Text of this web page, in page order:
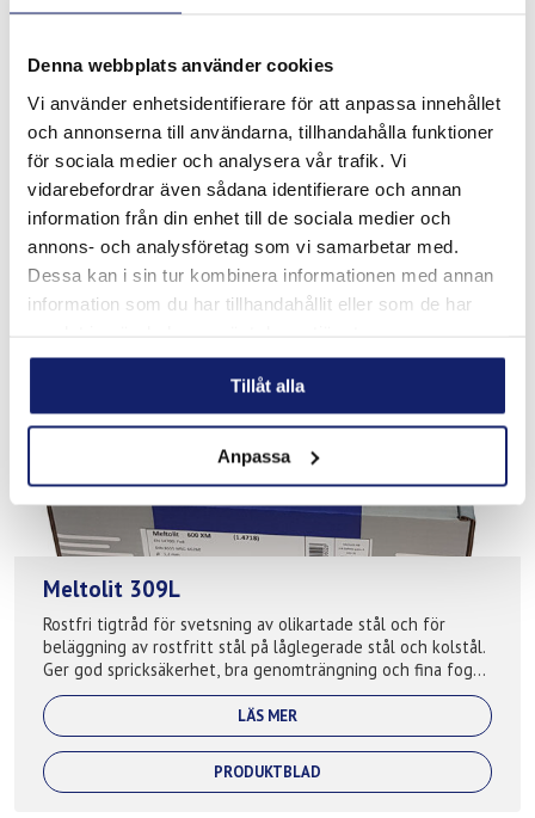
Denna webbplats använder cookies
Vi använder enhetsidentifierare för att anpassa innehållet
och annonserna till användarna, tillhandahålla funktioner
för sociala medier och analysera vår trafik. Vi
vidarebefordrar även sådana identifierare och annan
information från din enhet till de sociala medier och
annons- och analysföretag som vi samarbetar med.
Dessa kan i sin tur kombinera informationen med annan
information som du har tillhandahållit eller som de har
Tillåt alla
Anpassa
Utformad för svetsning av rostfritt stål som typ 16-8-2,
1.4418, 308H, 316H, 321 och 347 med kolhalt från 0,04 %
till 0,10 % för högtrycks- och högtemperaturrörsystem.
Används vanligtvis inte för k...
LÄS MER
PRODUKTBLAD
Meltolit 309L
Rostfri tigtråd för svetsning av olikartade stål och för
beläggning av rostfritt stål på låglegerade stål och kolstål.
Ger god spricksäkerhet, bra genomträngning och fina fogar.
Används även som bu...
LÄS MER
PRODUKTBLAD